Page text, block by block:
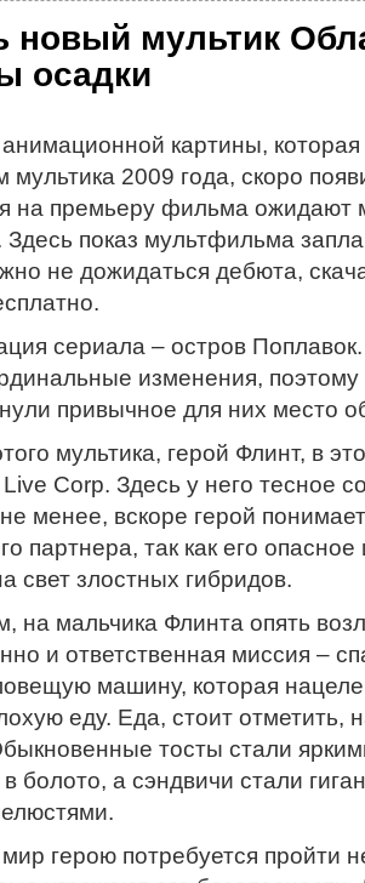
новый мультик
осадки
картины, которая
2009 года, скоро
на премьеру фильма ожидают
Здесь показ мультфильма
не дожидаться дебюта,
сериала – остров
изменения, поэтому
привычное для них место
мультика, герой Флинт, в
Corp. Здесь у него тесное
менее, вскоре герой
партнера, так как его
свет злостных гибридов.
на мальчика Флинта опять
и ответственная миссия –
машину, которая
еду. Еда, стоит
тосты стали
болото, а сэндвичи стали
герою потребуется пройти